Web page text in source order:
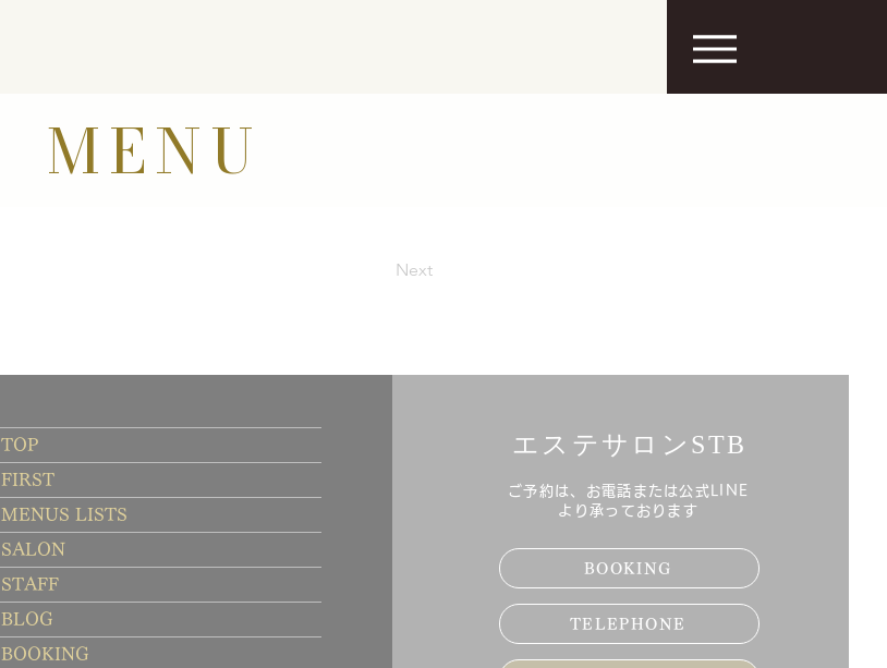
Next
MENU
TOP
FIRST
MENUS LISTS
SALON
STAFF
BLOG
BOOKING
エステサロンSTB
ご予約は、お電話または公式LINE
より承っております
BOOKING
TELEPHONE